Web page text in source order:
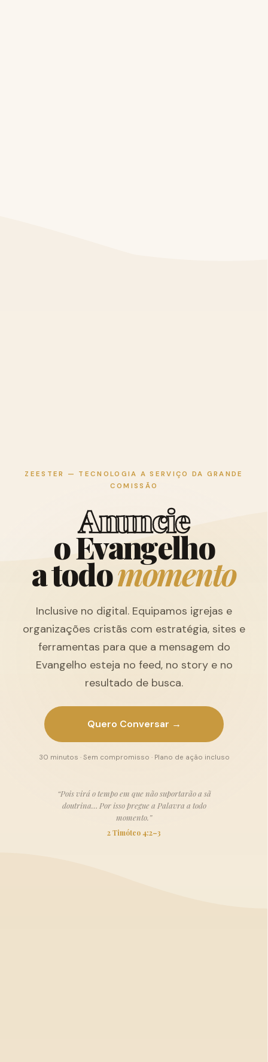
ZEESTER — TECNOLOGIA A SERVIÇO DA GRANDE
COMISSÃO
Anuncie
oEvangelho
atodomomento
Inclusive no digital. Equipamos igrejas e
organizações cristãs com estratégia, sites e
ferramentas para que a mensagem do
Evangelho esteja no feed, no story e no
resultado de busca.
Quero Conversar →
30 minutos · Sem compromisso · Plano de ação incluso
“Pois virá o tempo em que não suportarão a sã
doutrina… Por isso pregue a Palavra a todo
momento.”
2 Timóteo 4:2–3